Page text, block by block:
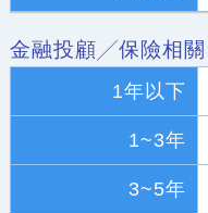
金融投顧╱保險相關
1年以下
1~3年
3~5年